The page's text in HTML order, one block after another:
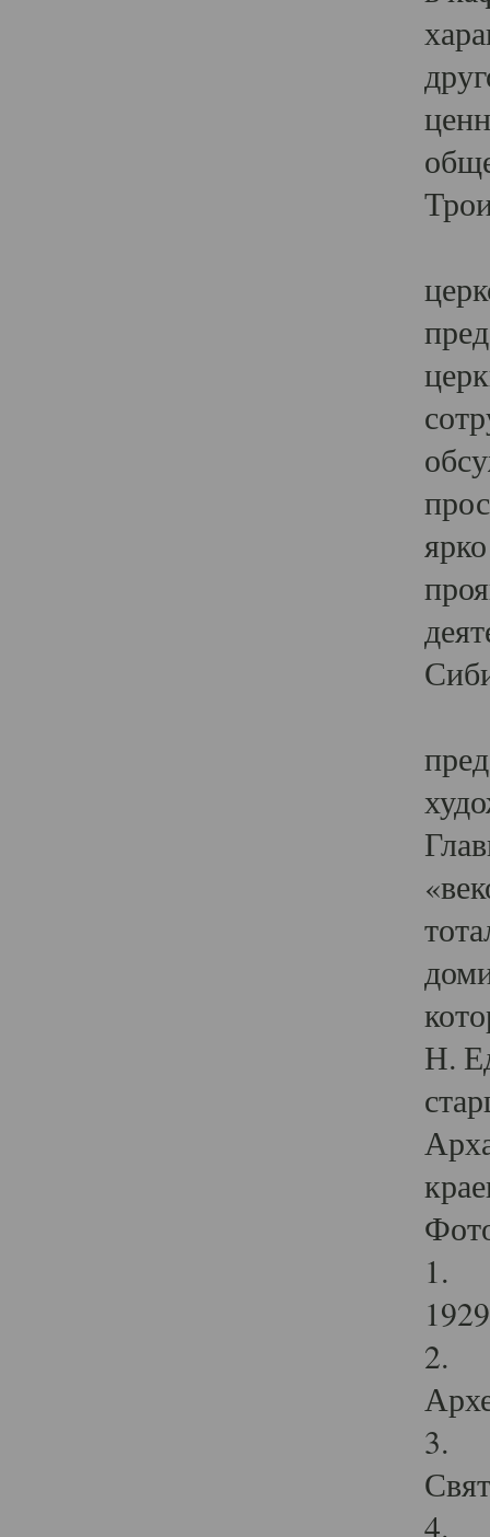
Н.
1.
2.
3.
4.